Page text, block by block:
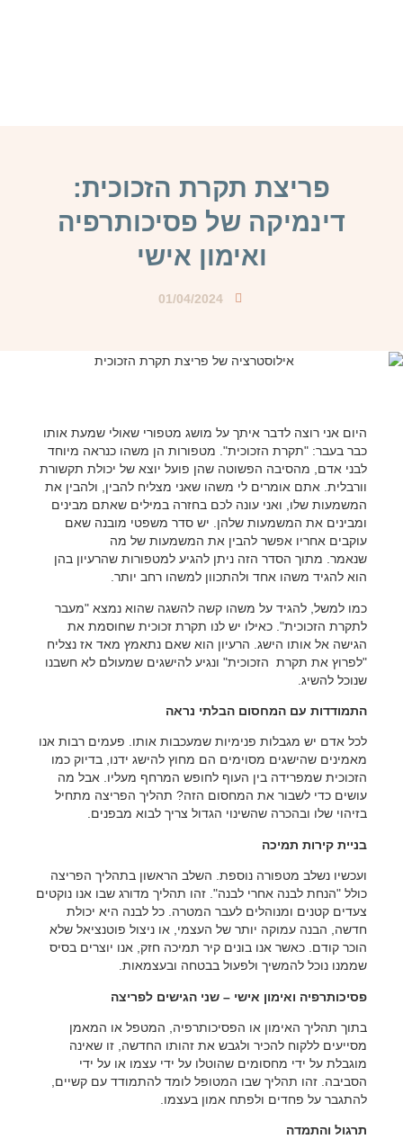
פריצת תקרת הזכוכית:
דינמיקה של פסיכותרפיה
ואימון אישי
01/04/2024
היום אני רוצה לדבר איתך על מושג מטפורי שאולי שמעת אותו
כבר בעבר: "תקרת הזכוכית". מטפורות הן משהו כנראה מיוחד
לבני אדם, מהסיבה הפשוטה שהן פועל יוצא של יכולת תקשורת
וורבלית. אתם אומרים לי משהו שאני מצליח להבין, ולהבין את
המשמעות שלו, ואני עונה לכם בחזרה במילים שאתם מבינים
ומבינים את המשמעות שלהן. יש סדר משפטי מובנה שאם
עוקבים אחריו אפשר להבין את המשמעות של מה
שנאמר. מתוך הסדר הזה ניתן להגיע למטפורות שהרעיון בהן
הוא להגיד משהו אחד ולהתכוון למשהו רחב יותר.
כמו למשל, להגיד על משהו קשה להשגה שהוא נמצא "מעבר
לתקרת הזכוכית". כאילו יש לנו תקרת זכוכית שחוסמת את
הגישה אל אותו הישג. הרעיון הוא שאם נתאמץ מאד אז נצליח
"לפרוץ את תקרת הזכוכית" ונגיע להישגים שמעולם לא חשבנו
שנוכל להשיג.
התמודדות עם המחסום הבלתי נראה
לכל אדם יש מגבלות פנימיות שמעכבות אותו. פעמים רבות אנו
מאמינים שהישגים מסוימים הם מחוץ להישג ידנו, בדיוק כמו
הזכוכית שמפרידה בין העוף לחופש המרחף מעליו. אבל מה
עושים כדי לשבור את המחסום הזה? תהליך הפריצה מתחיל
בזיהוי שלו ובהכרה שהשינוי הגדול צריך לבוא מבפנים.
בניית קירות תמיכה
ועכשיו נשלב מטפורה נוספת. השלב הראשון בתהליך הפריצה
כולל "הנחת לבנה אחרי לבנה". זהו תהליך מדורג שבו אנו נוקטים
צעדים קטנים ומנוהלים לעבר המטרה. כל לבנה היא יכולת
חדשה, הבנה עמוקה יותר של העצמי, או ניצול פוטנציאל שלא
הוכר קודם. כאשר אנו בונים קיר תמיכה חזק, אנו יוצרים בסיס
שממנו נוכל להמשיך ולפעול בבטחה ובעצמאות.
פסיכותרפיה ואימון אישי – שני הגישים לפריצה
בתוך תהליך האימון או הפסיכותרפיה, המטפל או המאמן
מסייעים ללקוח להכיר ולגבש את זהותו החדשה, זו שאינה
מוגבלת על ידי מחסומים שהוטלו על ידי עצמו או על ידי
הסביבה. זהו תהליך שבו המטופל לומד להתמודד עם קשיים,
להתגבר על פחדים ולפתח אמון בעצמו.
תרגול והתמדה